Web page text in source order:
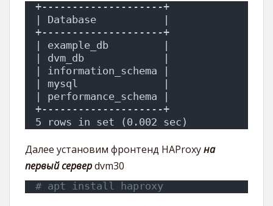
+--------------------+
| Database           |
+--------------------+
| example_db         |
| dvm_db             |
| information_schema |
| mysql              |
| performance_schema |
+--------------------+
5 rows in set (0.002 sec)
Далее установим фронтенд HAProxyна
первый серверdvm30
# apt install haproxy